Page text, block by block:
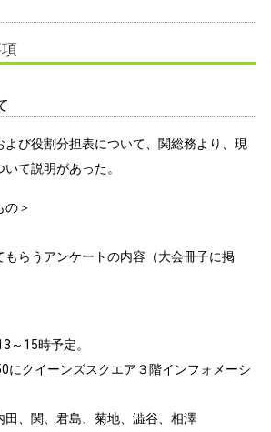
び役割分担表について、関総務より、現
て説明があった。
＞
らうアンケートの内容（大会冊子に掲
15時予定。
イーンズスクエア３階インフォメーシ
、関、君島、菊地、澁谷、相澤